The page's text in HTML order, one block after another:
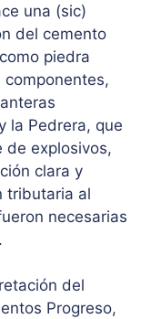
una (sic)
del cemento
piedra
componentes,
la Pedrera, que
de explosivos,
clara y
tributaria al
necesarias
del
Progreso,